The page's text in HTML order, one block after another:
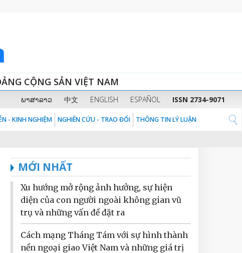
CỘNG SẢN VIỆT NAM
ພາສາລາວ 中文 ENGLISH ESPAÑOL ISSN 2734-9071
- KINH NGHIỆM NGHIÊN CỨU - TRAO ĐỔI THÔNG TIN LÝ LUẬN
MỚI NHẤT
Xu hướng mở rộng ảnh hưởng, sự hiện
diện của con người ngoài không gian vũ
trụ và những vấn đề đặt ra
Cách mạng Tháng Tám với sự hình thành
nền ngoại giao Việt Nam và những giá trị